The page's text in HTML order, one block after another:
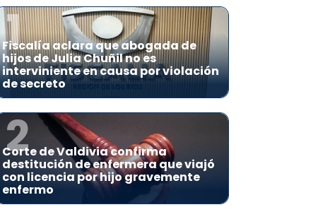
1
Fiscalía aclara que abogada de
hijos de Julia Chuñil no es
interviniente en causa por violación
de secreto
2
Corte de Valdivia confirma
destitución de enfermera que viajó
con licencia por hijo gravemente
enfermo